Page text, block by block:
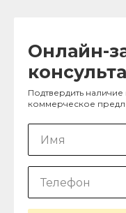
Онлайн-
Подтвердить
коммерческое